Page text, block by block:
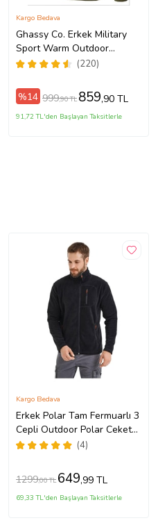
Ghassy Co. Erkek Military
Sport Warm Outdoor
Kapüşonlu Polar Ceket (Açık
(220)
Kargo Bedava
%14 999,90 TL 859,90 TL
91,72 TL'den Başlayan Taksitlerle
Erkek Polar Tam Fermuarlı 3
Cepli Outdoor Polar Ceket
Tactical Flecee (Siyah)
(4)
Kargo Bedava
1299,00 TL 649,99 TL
69,33 TL'den Başlayan Taksitlerle